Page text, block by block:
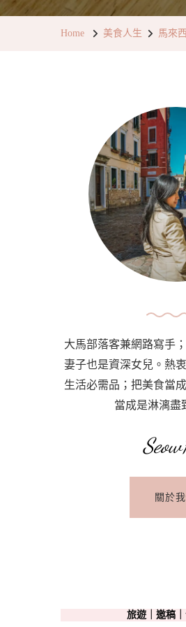
Home 美食人生 馬來
大馬部落客兼網路寫手
妻子也是資深女兒。熱
生活必需品；把美食當
當成是淋漓盡
關於
旅遊｜邀稿